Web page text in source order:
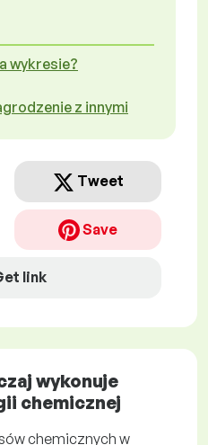
wykresie?
z innymi
Tweet
Save
link
wykonuje
chemicznej
chemicznych w